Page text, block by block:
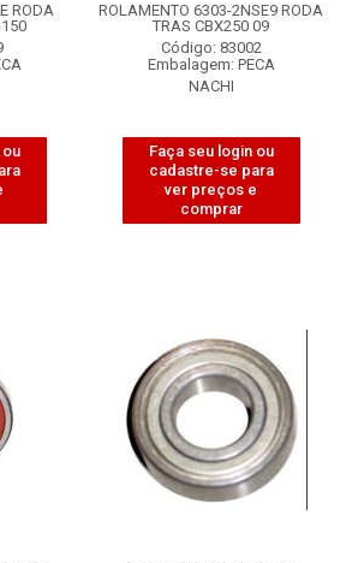
RODA
ROLAMENTO 6303-2NSE9 RODA
TRAS CBX250 09
Código: 83002
Embalagem: PECA
NACHI
Faça seu login ou
cadastre-se para
ver preços e
comprar